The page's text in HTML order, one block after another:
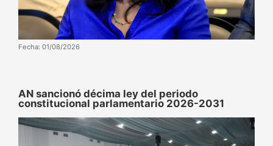
Fecha: 01/08/2026
AN sancionó décima ley del periodo
constitucional parlamentario 2026-2031